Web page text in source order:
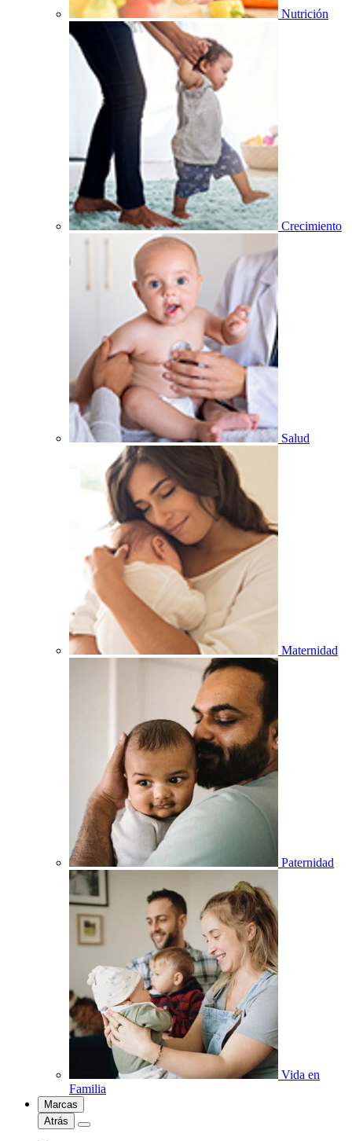
Nutrición
Crecimiento
Salud
Maternidad
Paternidad
Vida en
Familia
Marcas
Atrás